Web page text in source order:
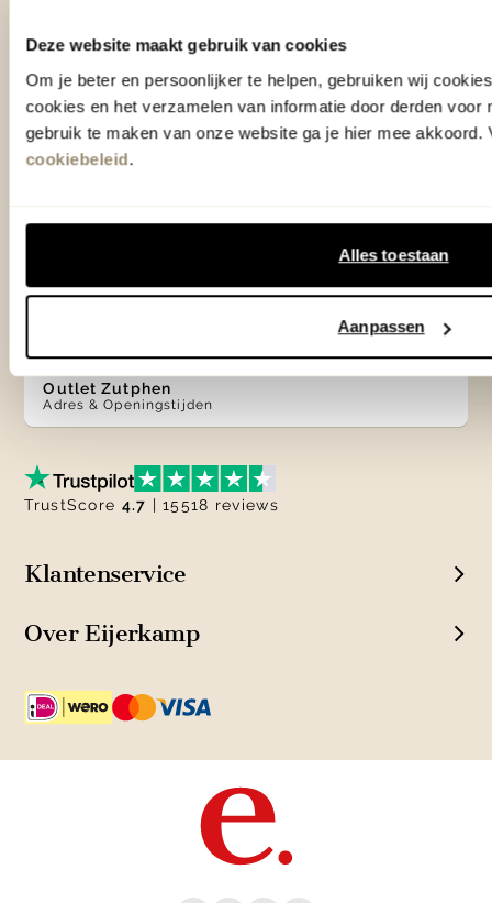
Deze website maakt gebruik van cookies
Om je beter en persoonlijker te helpen, gebruiken wij
cookies en het verzamelen van informatie door derden voor
gebruik te maken van onze website ga je hier mee akkoord.
cookiebeleid.
Alles toestaan
Aanpassen
0575 - 58 36 00
+31 575 583 388
info@eijerkamp.nl
Outlet Zutphen
Adres & Openingstijden
Klantenservice
Over Eijerkamp
TrustScore 4.7 | 15518 reviews